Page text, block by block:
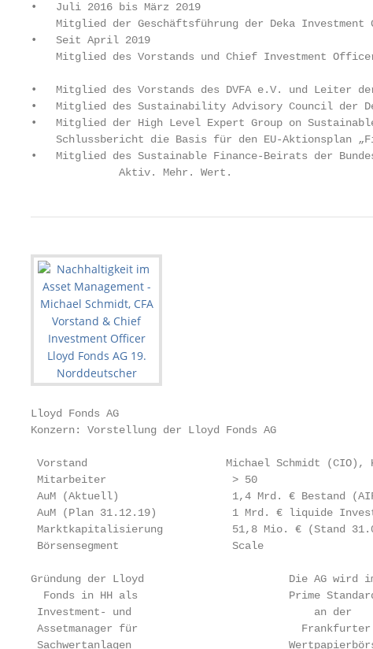
•   Juli 2016 bis März 2019
Mitglied der Geschäftsführung der Deka
•   Seit April 2019
Mitglied des Vorstands und Chief Investment
•   Mitglied des Vorstands des DVFA e.V. und Leiter der
•   Mitglied des Sustainability Advisory Council der
•   Mitglied der High Level Expert Group on
Schlussbericht die Basis für den EU-Aktionsplan
•   Mitglied des Sustainable Finance-Beirats der
Aktiv. Mehr. Wert.
Lloyd Fonds AG
Konzern: Vorstellung der Lloyd Fonds AG
Vorstand                      Michael Schmidt (CIO),
Mitarbeiter                    > 50
AuM (Aktuell)                  1,4 Mrd. € Bestand (AIF)
AuM (Plan 31.12.19)            1 Mrd. € liquide
Marktkapitalisierung           51,8 Mio. € (Stand
Börsensegment                  Scale
Gründung der Lloyd                       Die AG
Fonds in HH als                        Prime
Investment- und                             an der
Assetmanager für
Sachwertanlagen